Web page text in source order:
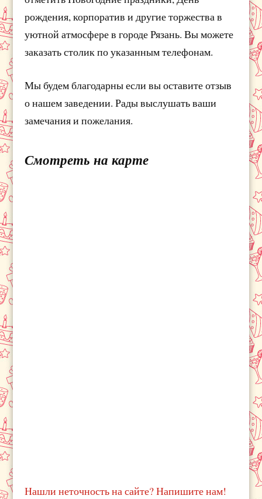
рождения, корпоратив и другие торжества в
уютной атмосфере в городе Рязань. Вы можете
заказать столик по указанным телефонам.
Мы будем благодарны если вы оставите отзыв
о нашем заведении. Рады выслушать ваши
замечания и пожелания.
Смотреть на карте
Нашли неточность на сайте? Напишите нам!